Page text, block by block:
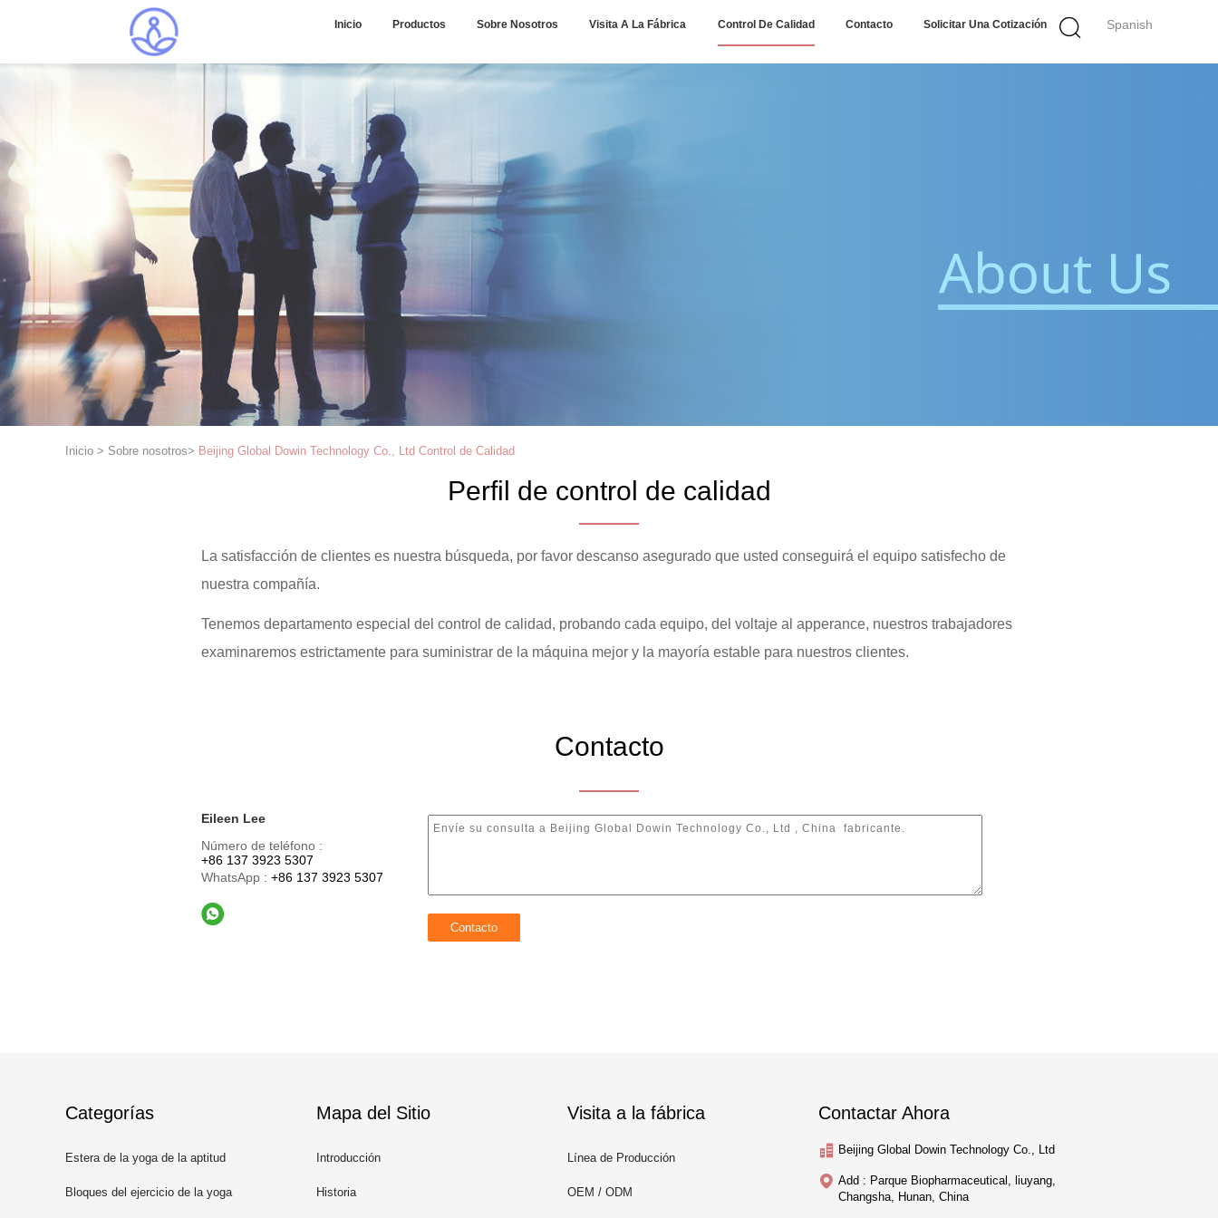
Spanish
Inicio Productos Sobre Nosotros Visita A La Fábrica Control De Calidad Contacto Solicitar Una Cotización
Inicio > Sobre nosotros> Beijing Global Dowin Technology Co., Ltd Control de Calidad
Perfil de control de calidad
La satisfacción de clientes es nuestra búsqueda, por favor descanso asegurado que usted conseguirá el equipo satisfecho de
nuestra compañía.
Tenemos departamento especial del control de calidad, probando cada equipo, del voltaje al apperance, nuestros trabajadores
examinaremos estrictamente para suministrar de la máquina mejor y la mayoría estable para nuestros clientes.
Contacto
Eileen Lee
Número de teléfono :
+86 137 3923 5307
WhatsApp : +86 137 3923 5307
Categorías
Estera de la yoga de la aptitud
Bloques del ejercicio de la yoga
Mapa del Sitio
Introducción
Historia
Visita a la fábrica
Línea de Producción
OEM / ODM
Contactar Ahora
Beijing Global Dowin Technology Co., Ltd
Add : Parque Biopharmaceutical, liuyang,
Changsha, Hunan, China